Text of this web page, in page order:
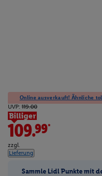
Online ausverkauft! Ähnliche
UVP: 119.00
Billiger
109.99*
zzgl.
Lieferung
Sammle Lidl Punkte mit